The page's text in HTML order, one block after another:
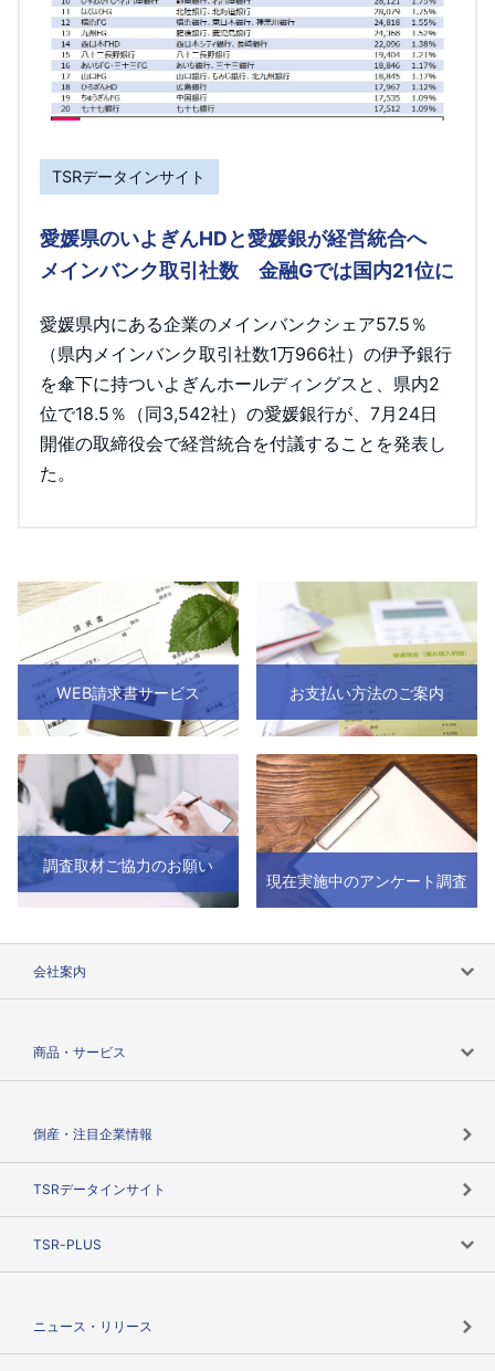
TSRデータインサイト
愛媛県のいよぎんHDと愛媛銀が経営統合へ
メインバンク取引社数 金融Gでは国内21位に
愛媛県内にある企業のメインバンクシェア57.5％
（県内メインバンク取引社数1万966社）の伊予銀行
を傘下に持ついよぎんホールディングスと、県内2
位で18.5％（同3,542社）の愛媛銀行が、7月24日
開催の取締役会で経営統合を付議することを発表し
た。
WEB請求書サービス お支払い方法のご案内
調査取材ご協力のお願い
現在実施中のアンケート調査
会社案内
商品・サービス
倒産・注目企業情報
TSRデータインサイト
TSR-PLUS
ニュース・リリース